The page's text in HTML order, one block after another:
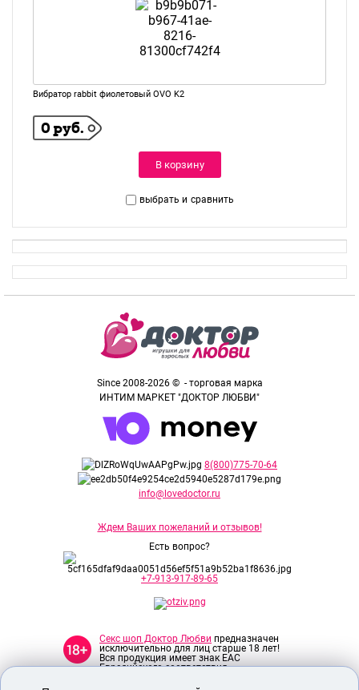
Вибратор rabbit фиолетовый OVO K2
0 руб.
В корзину
выбрать и сравнить
Since 2008-2026 © - торговая марка
ИНТИМ МАРКЕТ "ДОКТОР ЛЮБВИ"
8(800)775-70-64
info@lovedoctor.ru
Ждем Ваших пожеланий и отзывов!
Есть вопрос?
+7-913-917-89-65
Секс шоп Доктор Любви предназначен
исключительно для лиц старше 18 лет!
Вся продукция имеет знак EAC
Евразийского соответствия.